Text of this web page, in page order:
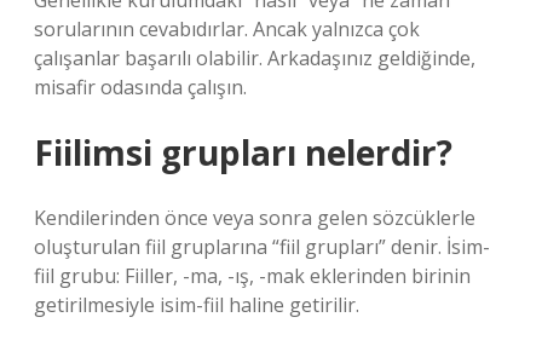
sorularının cevabıdırlar. Ancak yalnızca çok
çalışanlar başarılı olabilir. Arkadaşınız geldiğinde,
misafir odasında çalışın.
Fiilimsi grupları nelerdir?
Kendilerinden önce veya sonra gelen sözcüklerle
oluşturulan fiil gruplarına “fiil grupları” denir. İsim-
fiil grubu: Fiiller, -ma, -ış, -mak eklerinden birinin
getirilmesiyle isim-fiil haline getirilir.